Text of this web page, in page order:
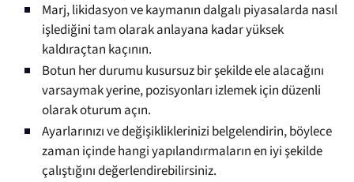
Marj, likidasyon ve kaymanın dalgalı piyasalarda nasıl
işlediğini tam olarak anlayana kadar yüksek
kaldıraçtan kaçının.
Botun her durumu kusursuz bir şekilde ele alacağını
varsaymak yerine, pozisyonları izlemek için düzenli
olarak oturum açın.
Ayarlarınızı ve değişikliklerinizi belgelendirin, böylece
zaman içinde hangi yapılandırmaların en iyi şekilde
çalıştığını değerlendirebilirsiniz.